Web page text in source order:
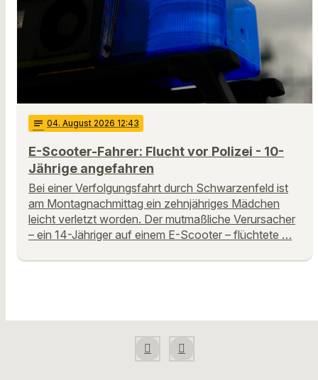
notes 04. August 2026 12:43
E-Scooter-Fahrer: Flucht vor Polizei - 10-
Jährige angefahren
Bei einer Verfolgungsfahrt durch Schwarzenfeld ist
am Montagnachmittag ein zehnjähriges Mädchen
leicht verletzt worden. Der mutmaßliche Verursacher
– ein 14-Jähriger auf einem E-Scooter – flüchtete …